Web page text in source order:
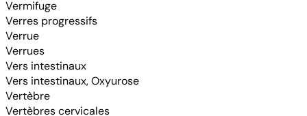
Vermifuge
Verres progressifs
Verrue
Verrues
Vers intestinaux
Vers intestinaux, Oxyurose
Vertèbre
Vertèbres cervicales